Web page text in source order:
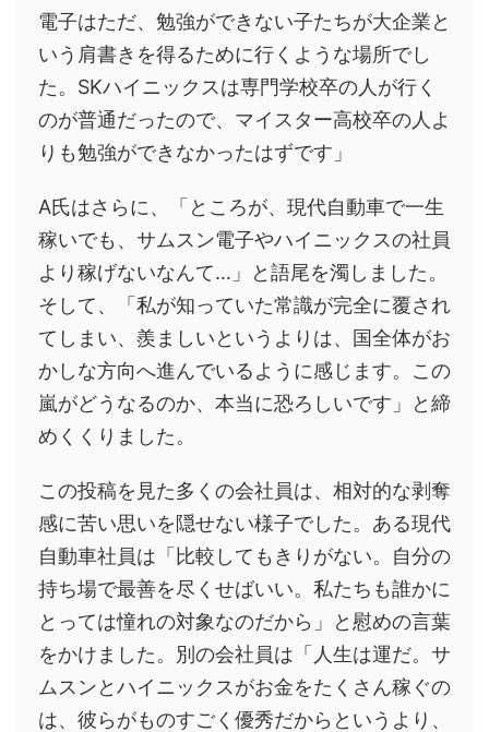
電子はただ、勉強ができない子たちが大企業と
いう肩書きを得るために行くような場所でし
た。SKハイニックスは専門学校卒の人が行く
のが普通だったので、マイスター高校卒の人よ
りも勉強ができなかったはずです」
A氏はさらに、「ところが、現代自動車で一生
稼いでも、サムスン電子やハイニックスの社員
より稼げないなんて…」と語尾を濁しました。
そして、「私が知っていた常識が完全に覆され
てしまい、羨ましいというよりは、国全体がお
かしな方向へ進んでいるように感じます。この
嵐がどうなるのか、本当に恐ろしいです」と締
めくくりました。
この投稿を見た多くの会社員は、相対的な剥奪
感に苦い思いを隠せない様子でした。ある現代
自動車社員は「比較してもきりがない。自分の
持ち場で最善を尽くせばいい。私たちも誰かに
とっては憧れの対象なのだから」と慰めの言葉
をかけました。別の会社員は「人生は運だ。サ
ムスンとハイニックスがお金をたくさん稼ぐの
は、彼らがものすごく優秀だからというより、